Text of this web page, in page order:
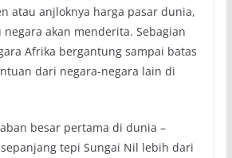
atau anjloknya harga pasar dunia,
akan menderita. Sebagian
Afrika bergantung sampai batas
dari negara-negara lain di
besar pertama di dunia –
tepi Sungai Nil lebih dari